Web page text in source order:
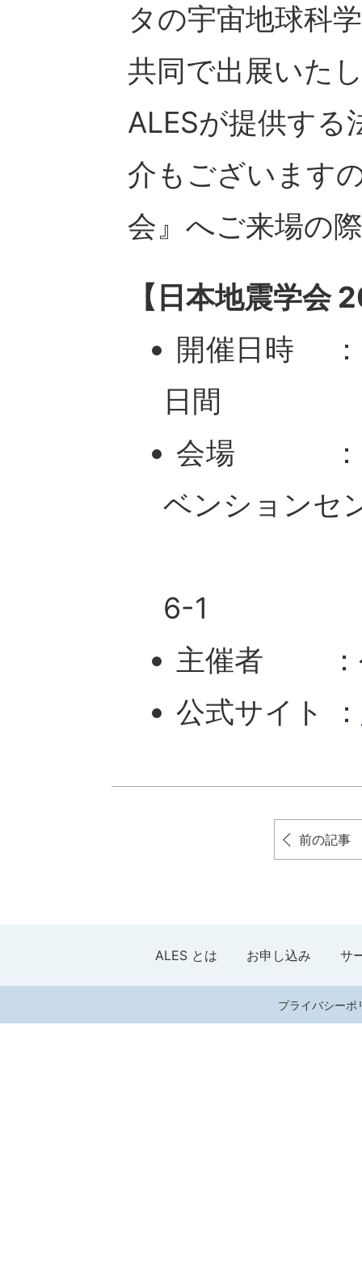
タの宇宙地球科
共同で出展いた
ALESが提供する
介もございます
会』へご来場の
【⽇本地震学会
開催日時 ：
日間
会場 ：
ベンションセ
6-1
主催者 ：公
公式サイト ：
前の記事
ALES とは お申し込み サ
プライバシーポ